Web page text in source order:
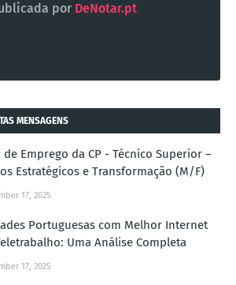
por DeNotar.pt
MENSAGENS
de Emprego da CP - Técnico Superior –
Estratégicos e Transformação (M/F)
17, 2025
Portuguesas com Melhor Internet
Uma Análise Completa
17, 2025